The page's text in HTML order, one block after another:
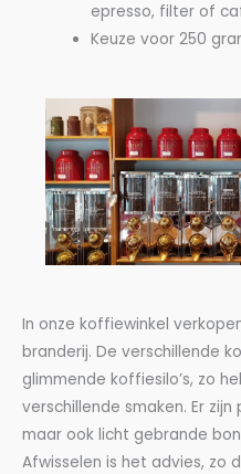
epresso, filter of
Keuze voor 250
In onze koffiewinkel
branderij. De verschillende
glimmende koffiesilo’s, zo
verschillende smaken. Er
maar ook licht gebrande
Afwisselen is het advies, zo